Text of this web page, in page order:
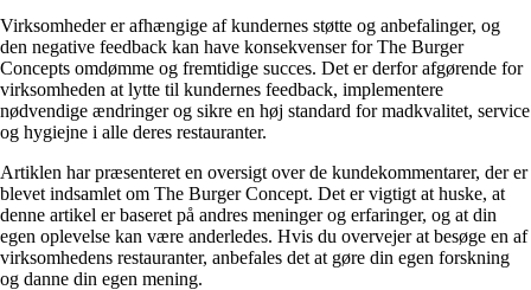
Virksomheder er afhængige af kundernes støtte og anbefalinger, og
den negative feedback kan have konsekvenser for The Burger
Concepts omdømme og fremtidige succes. Det er derfor afgørende for
virksomheden at lytte til kundernes feedback, implementere
nødvendige ændringer og sikre en høj standard for madkvalitet, service
og hygiejne i alle deres restauranter.
Artiklen har præsenteret en oversigt over de kundekommentarer, der er
blevet indsamlet om The Burger Concept. Det er vigtigt at huske, at
denne artikel er baseret på andres meninger og erfaringer, og at din
egen oplevelse kan være anderledes. Hvis du overvejer at besøge en af
​​virksomhedens restauranter, anbefales det at gøre din egen forskning
og danne din egen mening.